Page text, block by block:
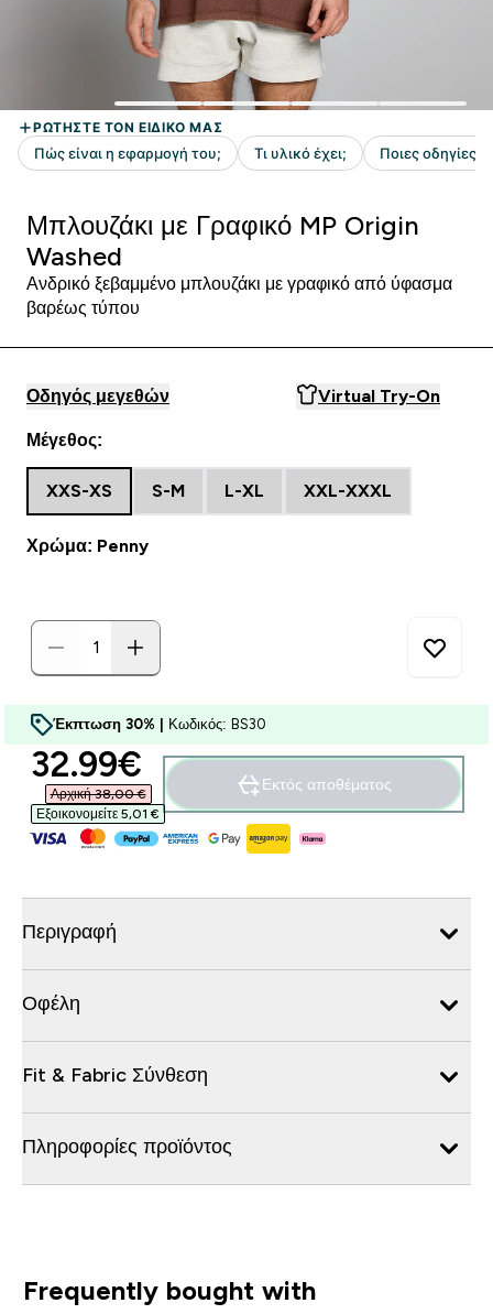
Μπλουζάκι με Γραφικό MP Origin
Washed
Ανδρικό ξεβαμμένο μπλουζάκι με γραφικό από ύφασμα
βαρέως τύπου
Οδηγός μεγεθών Virtual Try-On
Μέγεθος:
XXS-XS S-M L-XL XXL-XXXL
Χρώμα: Penny
Έκπτωση 30% | Κωδικός: BS30
discounted price
32.99€‎
Αρχική 38,00 €‎
Εξοικονομείτε 5,01 €‎
Εκτός αποθέματος
Περιγραφή
Οφέλη
Fit & Fabric Σύνθεση
Πληροφορίες προϊόντος
Frequently bought with